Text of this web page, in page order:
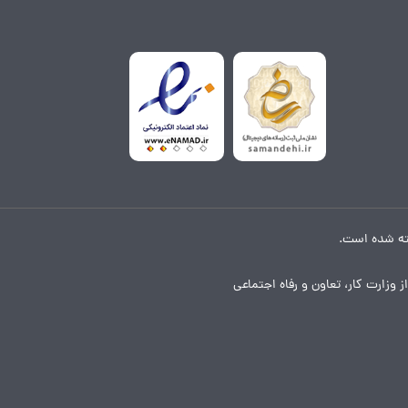
شده است.
وزارت کار، تعاون و رفاه اجتماعی